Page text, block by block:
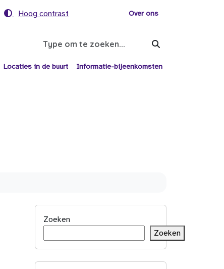
Hoog contrast Over ons
Search
Locaties in de buurt Informatie-bijeenkomsten
Zoeken
Zoeken